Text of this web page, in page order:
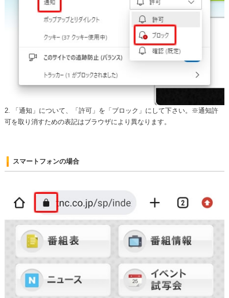
2. 「通知」について、「許可」を「ブロック」にして下さい。
※通知許
可を取り消すための表記はブラウザにより異なります。
スマートフォンの場合